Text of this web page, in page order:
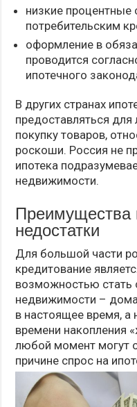
низкие процентные
потребительским
оформление в
проводится
ипотечного
В других странах
предоставляться для
покупку товаров,
роскоши. Россия не
ипотека
недвижимости.
Преимущества
недостатки
Для большой части
кредитование
возможностью стать
недвижимости –
в настоящее время, а
времени накопления
любой момент могут
причине спрос на